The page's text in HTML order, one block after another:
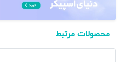
مدل
Sensys
MF237w
محصولات مرتبط